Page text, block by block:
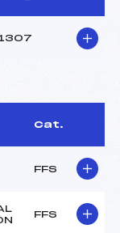
Cat.
FFS
FFS